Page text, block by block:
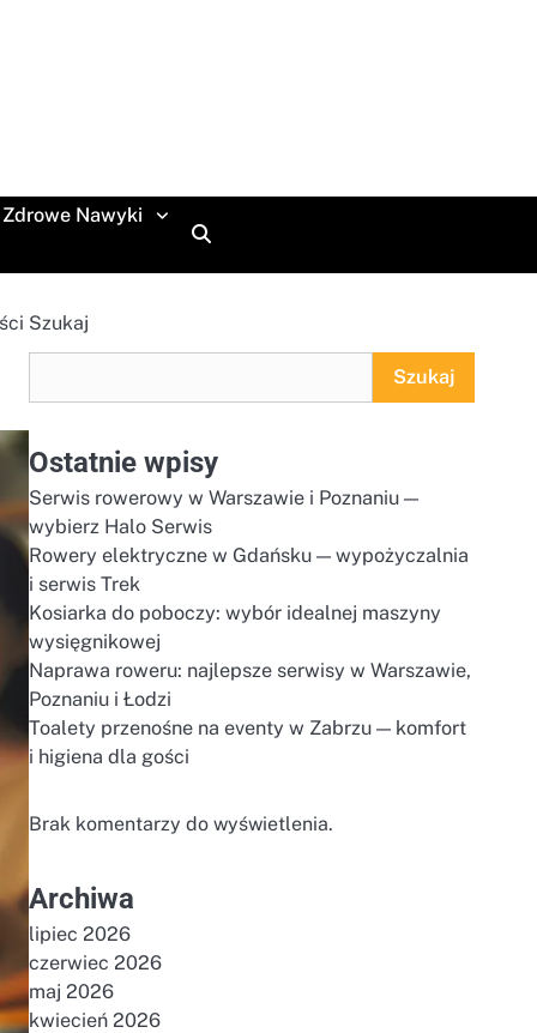
Zdrowe Nawyki
Szukaj
Szukaj
Ostatnie wpisy
Serwis rowerowy w Warszawie i Poznaniu —
wybierz Halo Serwis
Rowery elektryczne w Gdańsku — wypożyczalnia
i serwis Trek
Kosiarka do poboczy: wybór idealnej maszyny
wysięgnikowej
Naprawa roweru: najlepsze serwisy w Warszawie,
Poznaniu i Łodzi
Toalety przenośne na eventy w Zabrzu — komfort
i higiena dla gości
Brak komentarzy do wyświetlenia.
Archiwa
lipiec 2026
czerwiec 2026
maj 2026
kwiecień 2026